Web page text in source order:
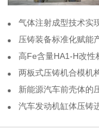
气体注射成型技术实
高Fe含量HA1-H改性
两板式压铸机合模机
新能源汽车前壳体的
汽车发动机缸体压铸